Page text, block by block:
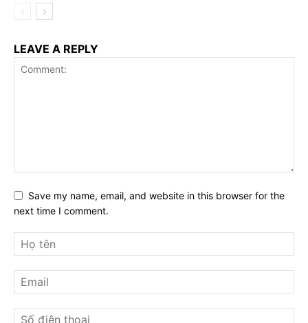
LEAVE A REPLY
Save my name, email, and website in this browser for the
next time I comment.